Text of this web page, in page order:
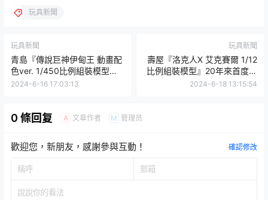
玩具新聞
玩具新聞
青島『傳說巨神伊甸王 動畫配
色ver. 1/450比例組裝模型』
翻新成型色、盒繪設計再次登
2024-6-16 17:03:13
玩具新聞
壽屋『洛克人X 艾克賽爾 1/12
比例組裝模型』20年來首度參
戰！三大主角終於到齊啦～
2024-6-18 13:15:54
0 條回复 A 文章作者 M 管理员
歡迎您，新朋友，感謝參與互動！ 確認修改